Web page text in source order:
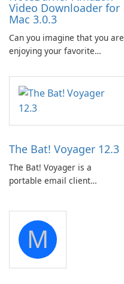
Video Downloader for
Mac 3.0.3
Can you imagine that you are
enjoying your favorite
lying on the beach, camping
in the woods or even during
your long commute to work
The Bat! Voyager 12.3
The Bat! Voyager is a
portable email client
portable media on any
computer running Microsoft
Windows.
M